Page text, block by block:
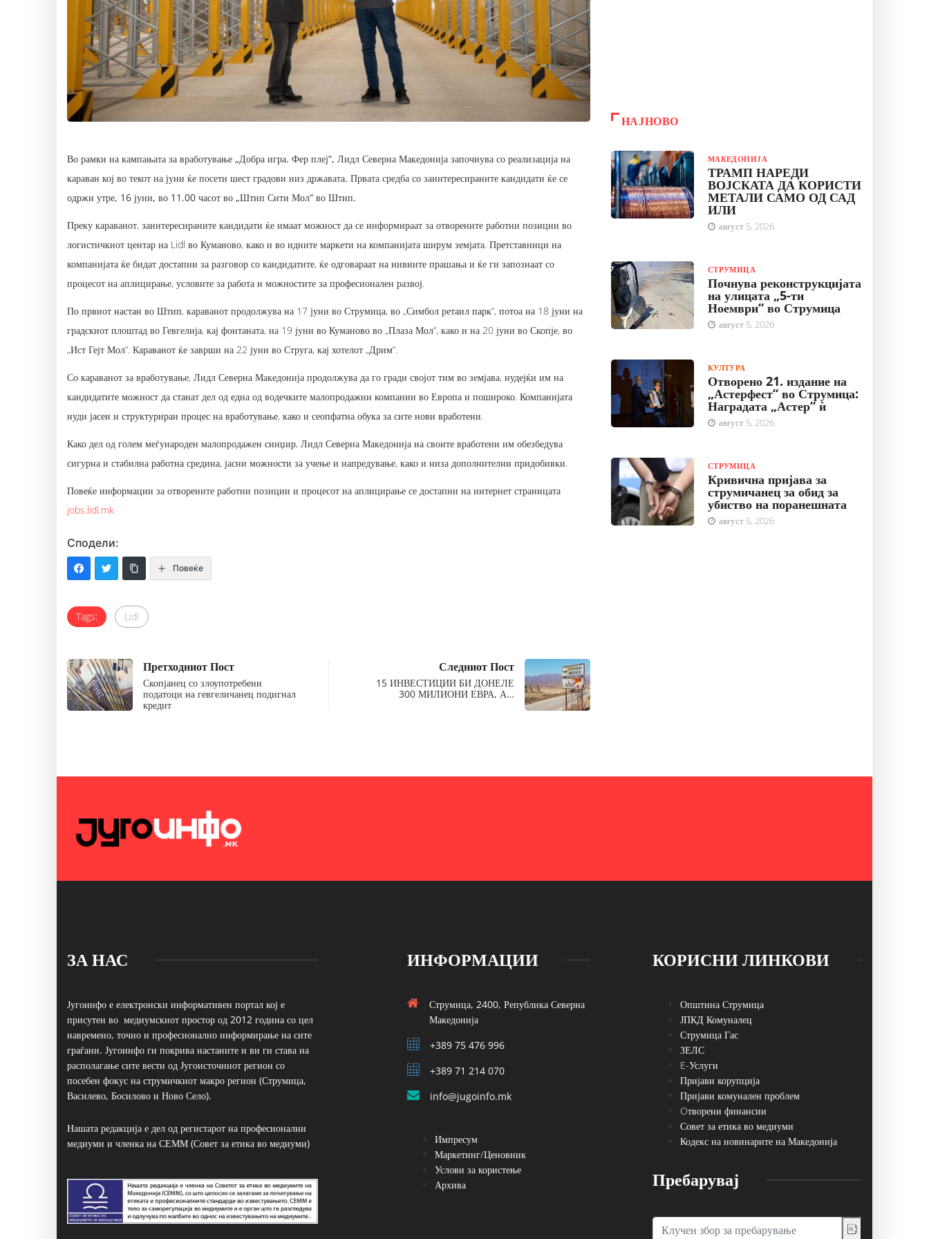
Во рамки на кампањата за вработување „Добра игра. Фер плеј“, Лидл Северна Македонија започнува со реализација на
караван кој во текот на јуни ќе посети шест градови низ државата. Првата средба со заинтересираните кандидати ќе се
одржи утре, 16 јуни, во 11.00 часот во „Штип Сити Мол“ во Штип.
Преку караванот, заинтересираните кандидати ќе имаат можност да се информираат за отворените работни позиции во
логистичкиот центар на Lidl во Куманово, како и во идните маркети на компанијата ширум земјата. Претставници на
компанијата ќе бидат достапни за разговор со кандидатите, ќе одговараат на нивните прашања и ќе ги запознаат со
процесот на аплицирање, условите за работа и можностите за професионален развој.
По првиот настан во Штип, караванот продолжува на 17 јуни во Струмица, во „Симбол ретаил парк“, потоа на 18 јуни на
градскиот плоштад во Гевгелија, кај фонтаната, на 19 јуни во Куманово во „Плаза Мол“, како и на 20 јуни во Скопје, во
„Ист Гејт Мол“. Караванот ќе заврши на 22 јуни во Струга, кај хотелот „Дрим“.
Со караванот за вработување, Лидл Северна Македонија продолжува да го гради својот тим во земјава, нудејќи им на
кандидатите можност да станат дел од една од водечките малопродажни компании во Европа и пошироко. Компанијата
нуди јасен и структуриран процес на вработување, како и сеопфатна обука за сите нови вработени.
Како дел од голем меѓународен малопродажен синџир, Лидл Северна Македонија на своите вработени им обезбедува
сигурна и стабилна работна средина, јасни можности за учење и напредување, како и низа дополнителни придобивки.
Повеќе информации за отворените работни позиции и процесот на аплицирање се достапни на интернет страницата
jobs.lidl.mk
Сподели:
Повеќе
Tags: Lidl
Претходниот Пост
Скопјанец со злоупотребени
податоци на гевгеличанец подигнал
кредит
Следниот Пост
15 ИНВЕСТИЦИИ БИ ДОНЕЛЕ
300 МИЛИОНИ ЕВРА, А…
НАЈНОВО
МАКЕДОНИЈА
ТРАМП НАРЕДИ
ВОЈСКАТА ДА КОРИСТИ
МЕТАЛИ САМО ОД САД
ИЛИ
август 5, 2026
СТРУМИЦА
Почнува реконструкцијата
на улицата „5-ти
Ноември“ во Струмица
август 5, 2026
КУЛТУРА
Отворено 21. издание на
„Астерфест“ во Струмица:
Наградата „Астер“ ѝ
август 5, 2026
СТРУМИЦА
Кривична пријава за
струмичанец за обид за
убиство на поранешната
август 5, 2026
ЗА НАС
Југоинфо е електронски информативен портал кој е
присутен во медиумскиот простор од 2012 година со цел
навремено, точно и професионално информирање на сите
граѓани. Југоинфо ги покрива настаните и ви ги става на
располагање сите вести од Југоисточниот регион со
посебен фокус на струмичкиот макро регион (Струмица,
Василево, Босилово и Ново Село).
Нашата редакција е дел од регистарот на професионални
медиуми и членка на СЕММ (Совет за етика во медиуми)
ИНФОРМАЦИИ
Струмица, 2400, Република Северна
Македонија
+389 75 476 996
+389 71 214 070
info@jugoinfo.mk
Импресум
Маркетинг/Ценовник
Услови за користење
Архива
КОРИСНИ ЛИНКОВИ
Општина Струмица
ЈПКД Комуналец
Струмица Гас
ЗЕЛС
E-Услуги
Пријави корупција
Пријави комунален проблем
Oтворени финансии
Совет за етика во медиуми
Кодекс на новинарите на Македонија
Пребарувај